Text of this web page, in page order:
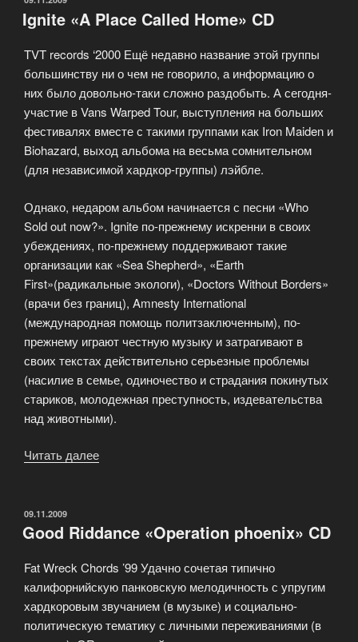
far
home»
CD»
Ignite «A Place Called Home» CD
TVT records ‘2000 Ещё недавно название этой группы
большинству ни о чем не говорило, а информацию о
них было довольно-таки сложно раздобыть. А сегодня-
участие в Vans Warped Tour, выступления на больших
фестивалях вместе с такими группами как Iron Maiden и
Biohazard, выход альбома на весьма сомнительном
(для независимой хардкор-группы) лэйбле.
Однако, недаром альбом начинается с песни «Who
Sold out now?». Ignite по-прежнему искренни в своих
убеждениях, по-прежнему поддерживают такие
организации как «Sea Shepherd», «Earth
First»(радикальные экологи), «Doctors Without Borders»
(врачи без границ), Amnesty International
(международная помощь политзаключенным), по-
прежнему играют честную музыку и затрагивают в
своих текстах действительно серьезные проблемы
(насилие в семье, одиночество и страдания покинутых
стариков, молодежная преступность, издевательства
над животными).
Читать далее
Home»
ОПУБЛИКОВАНО
09.11.2009
Good Riddance «Operation phoenix» CD
Fat Wreck Chords ’99 Удачно сочетая типично
калифорнийскую панковскую мелодичность с упругим
хардкоровым звучанием (в музыке) и социально-
политическую тематику с личными переживаниями (в